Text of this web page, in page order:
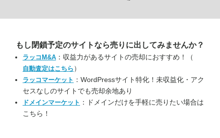
もし閉鎖予定のサイトなら売りに出してみませんか？
ラッコM&A ：収益力があるサイトの売却におすすめ！（
自動査定はこちら ）
ラッコマーケット ：WordPressサイト特化！未収益化・アク
セスなしのサイトでも売却余地あり
ドメインマーケット ：ドメインだけを手軽に売りたい場合は
こちら！